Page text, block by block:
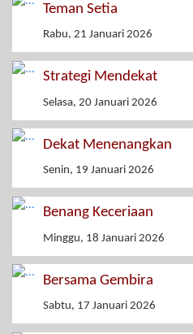
Teman Setia
Rabu, 21 Januari 2026
Strategi Mendekat
Selasa, 20 Januari 2026
Dekat Menenangkan
Senin, 19 Januari 2026
Benang Keceriaan
Minggu, 18 Januari 2026
Bersama Gembira
Sabtu, 17 Januari 2026